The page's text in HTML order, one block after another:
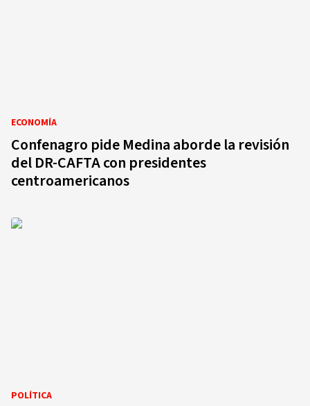
ECONOMÍA
Confenagro pide Medina aborde la revisión
del DR-CAFTA con presidentes
centroamericanos
POLÍTICA